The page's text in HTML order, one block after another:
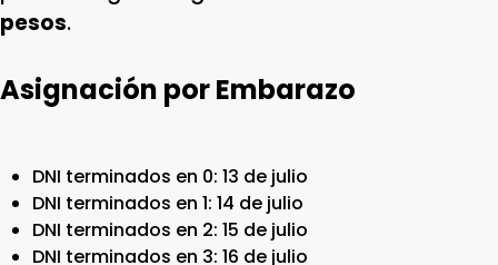
pesos.
Asignación por Embarazo
DNI terminados en 0: 13 de julio
DNI terminados en 1: 14 de julio
DNI terminados en 2: 15 de julio
DNI terminados en 3: 16 de julio